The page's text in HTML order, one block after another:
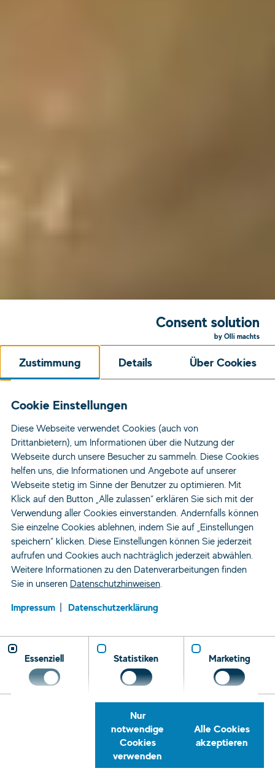
Zeitarbeit und Personaldienstleistung
Personalvermittlung
Rückrufservice
Telefon E-
Consent solution
by Olli machts
Zustimmung Details Über Cookies
Cookie Einstellungen
Diese Webseite verwendet Cookies (auch von
Drittanbietern), um Informationen über die Nutzung der
Webseite durch unsere Besucher zu sammeln. Diese Cookies
helfen uns, die Informationen und Angebote auf unserer
Webseite stetig im Sinne der Benutzer zu optimieren. Mit
Klick auf den Button „Alle zulassen“ erklären Sie sich mit der
Verwendung aller Cookies einverstanden. Andernfalls können
Sie einzelne Cookies ablehnen, indem Sie auf „Einstellungen
speichern“ klicken. Diese Einstellungen können Sie jederzeit
aufrufen und Cookies auch nachträglich jederzeit abwählen.
Weitere Informationen zu den Datenverarbeitungen finden
Sie in unseren Datenschutzhinweisen.
Impressum
Datenschutzerklärung
Essenziell Statistiken Marketing
Nur
notwendige
Cookies
verwenden
Alle Cookies
akzeptieren